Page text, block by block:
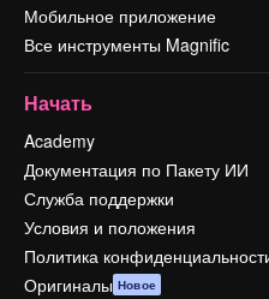
Мобильное приложение
Все инструменты Magnific
Начать
Academy
Документация по Пакету ИИ
Служба поддержки
Условия и положения
Политика
Оригиналы Новое